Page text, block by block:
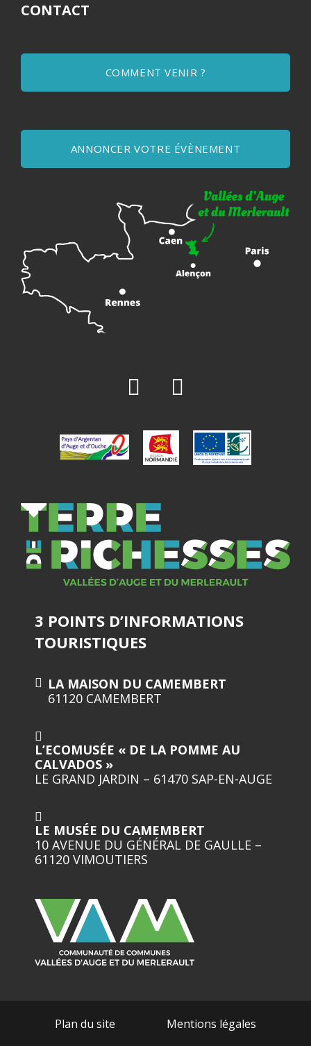
CONTACT
COMMENT VENIR ?
ANNONCER VOTRE ÉVÈNEMENT
3 POINTS D’INFORMATIONS
TOURISTIQUES
LA MAISON DU CAMEMBERT
61120 CAMEMBERT
L’ECOMUSÉE « DE LA POMME AU
CALVADOS »
LE GRAND JARDIN – 61470 SAP-EN-AUGE
LE MUSÉE DU CAMEMBERT
10 AVENUE DU GÉNÉRAL DE GAULLE –
61120 VIMOUTIERS
Plan du site Mentions légales